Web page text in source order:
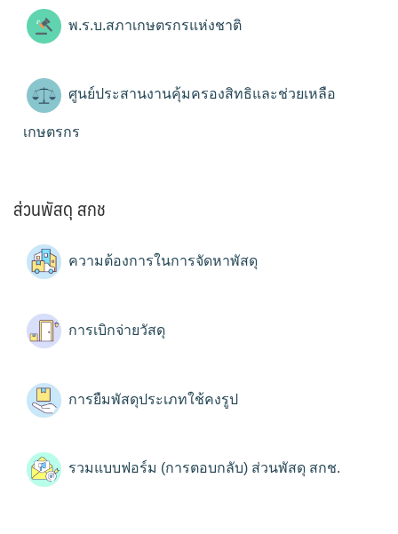
พ.ร.บ.สภาเกษตรกรแห่งชาติ
ศูนย์ประสานงานคุ้มครองสิทธิและช่วยเหลือ
เกษตรกร
ส่วนพัสดุ สกช
ความต้องการในการจัดหาพัสดุ
การเบิกจ่ายวัสดุ
การยืมพัสดุประเภทใช้คงรูป
รวมแบบฟอร์ม (การตอบกลับ) ส่วนพัสดุ สกช.